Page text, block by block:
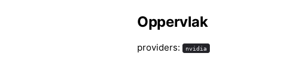
Oppervlak
providers: nvidia